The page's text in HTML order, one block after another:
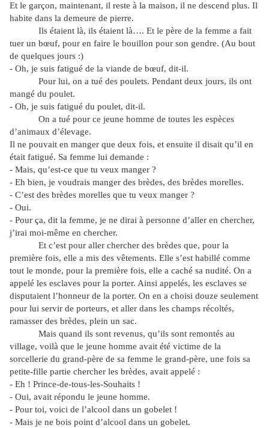
Et le garçon, maintenant, il reste à la maison, il ne descend plus. Il
habite dans la demeure de pierre.
Ils étaient là, ils étaient là…. Et le père de la femme a fait
tuer un bœuf, pour en faire le bouillon pour son gendre. (Au bout
de quelques jours :)
- Oh, je suis fatigué de la viande de bœuf, dit-il.
Pour lui, on a tué des poulets. Pendant deux jours, ils ont
mangé du poulet.
- Oh, je suis fatigué du poulet, dit-il.
On a tué pour ce jeune homme de toutes les espèces
d’animaux d’élevage.
Il ne pouvait en manger que deux fois, et ensuite il disait qu’il en
était fatigué. Sa femme lui demande :
- Mais, qu’est-ce que tu veux manger ?
- Eh bien, je voudrais manger des brèdes, des brèdes morelles.
- C’est des brèdes morelles que tu veux manger ?
- Oui.
- Pour ça, dit la femme, je ne dirai à personne d’aller en chercher,
j’irai moi-même en chercher.
Et c’est pour aller chercher des brèdes que, pour la
première fois, elle a mis des vêtements. Elle s’est habillé comme
tout le monde, pour la première fois, elle a caché sa nudité. On a
appelé les esclaves pour la porter. Ainsi appelés, les esclaves se
disputaient l’honneur de la porter. On en a choisi douze seulement
pour lui servir de porteurs, et aller dans les champs récoltés,
ramasser des brèdes, plein un sac.
Mais quand ils sont revenus, qu’ils sont remontés au
village, voilà que le jeune homme avait été victime de la
sorcellerie du grand-père de sa femme le grand-père, une fois sa
petite-fille partie chercher les brèdes, avait appelé :
- Eh ! Prince-de-tous-les-Souhaits !
- Oui, avait répondu le jeune homme.
- Pour toi, voici de l’alcool dans un gobelet !
- Mais je ne bois point d’alcool dans un gobelet.